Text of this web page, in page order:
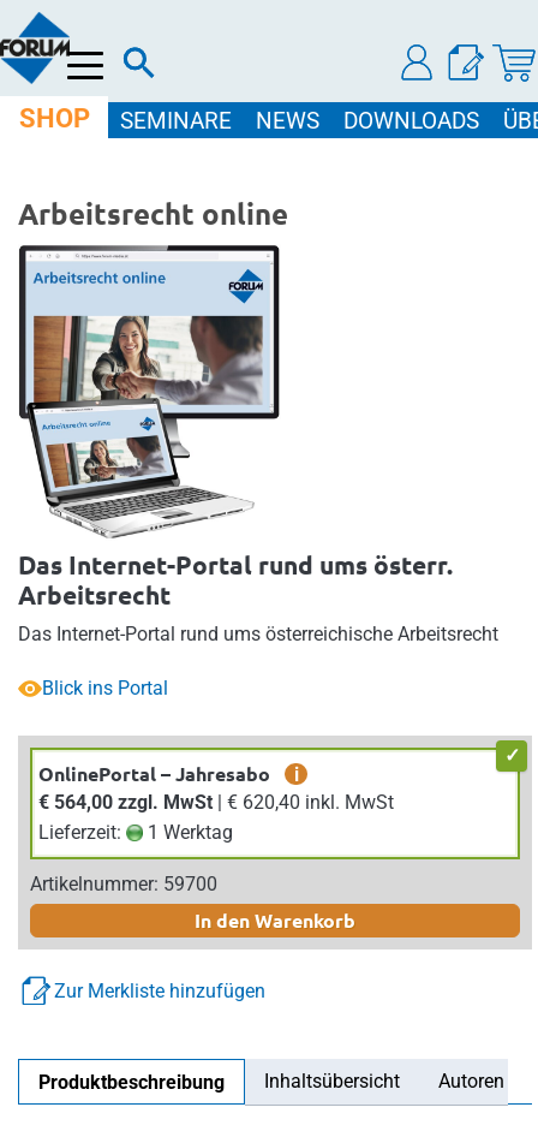
Menü
SHOP SEMINARE NEWS DOWNLOADS
Arbeitsrecht online
Das Internet-Portal rund ums österr.
Arbeitsrecht
Das Internet-Portal rund ums österreichische Arbeitsrecht
Blick ins Portal
OnlinePortal – Jahresabo
i
€ 564,00 zzgl. MwSt
| € 620,40 inkl. MwSt
Lieferzeit:
1 Werktag
Artikelnummer: 59700
In den Warenkorb
Zur Merkliste hinzufügen
Produktbeschreibung Inhaltsübersicht Autoren